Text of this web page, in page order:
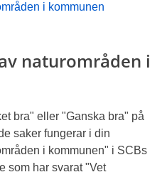
i kommunen
naturområden i
bra" eller "Ganska bra" på
saker fungerar i din
i kommunen" i SCBs
som har svarat "Vet